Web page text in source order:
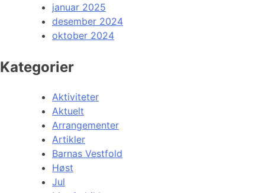
januar 2025
desember 2024
oktober 2024
Kategorier
Aktiviteter
Aktuelt
Arrangementer
Artikler
Barnas Vestfold
Høst
Jul